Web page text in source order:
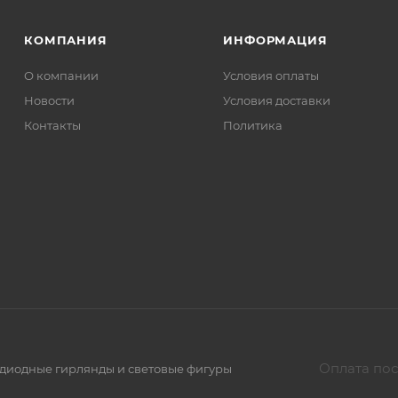
КОМПАНИЯ
О компании
Новости
Контакты
ИНФОРМАЦИЯ
Условия оплаты
Условия доставки
Политика
гирлянды и световые фигуры Оплата